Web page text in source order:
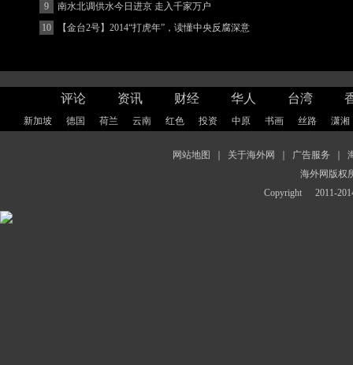
9
南水北调供水今日进京 走入千家万户
10
【金台2号】2014“打虎年”，读懂中央反腐深意
评论 资讯 财经 华人 台湾
新加坡 德国 荷兰 云南 红色 投资 中原 书画 丝路 潇湘
网站地图 关于海外网 广告服务
海外网版权
Copyright
2011-